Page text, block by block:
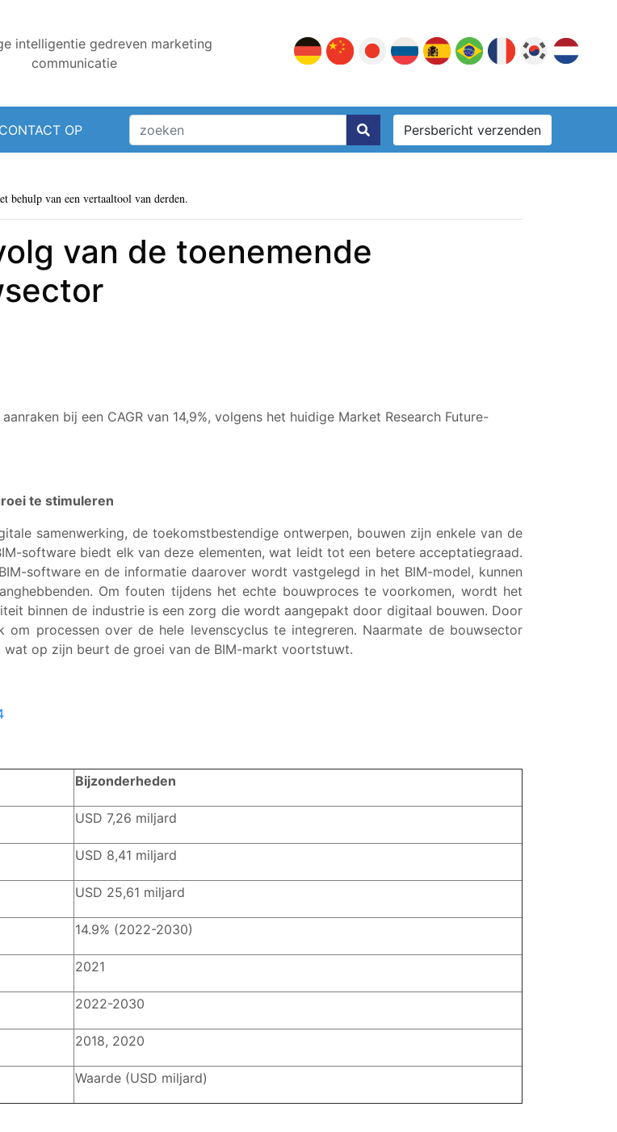
intelligentie gedreven marketing
communicatie
OP Persbericht verzenden
behulp van een vertaaltool van derden.
van de toenemende
bij een CAGR van 14,9%, volgens het huidige Market Research Future-
te stimuleren
samenwerking, de toekomstbestendige ontwerpen, bouwen zijn enkele van de
software biedt elk van deze elementen, wat leidt tot een betere acceptatiegraad.
software en de informatie daarover wordt vastgelegd in het BIM-model, kunnen
Om fouten tijdens het echte bouwproces te voorkomen, wordt het
binnen de industrie is een zorg die wordt aangepakt door digitaal bouwen. Door
processen over de hele levenscyclus te integreren. Naarmate de bouwsector
op zijn beurt de groei van de BIM-markt voortstuwt.
Bijzonderheden
USD 7,26 miljard
USD 8,41 miljard
USD 25,61 miljard
14.9% (2022-2030)
2021
2022-2030
2018, 2020
Waarde (USD miljard)